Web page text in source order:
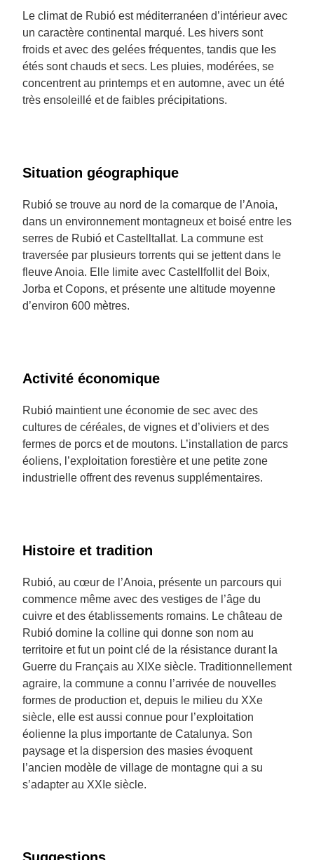
Le climat de Rubió est méditerranéen d’intérieur avec
un caractère continental marqué. Les hivers sont
froids et avec des gelées fréquentes, tandis que les
étés sont chauds et secs. Les pluies, modérées, se
concentrent au printemps et en automne, avec un été
très ensoleillé et de faibles précipitations.
Situation géographique
Rubió se trouve au nord de la comarque de l’Anoia,
dans un environnement montagneux et boisé entre les
serres de Rubió et Castelltallat. La commune est
traversée par plusieurs torrents qui se jettent dans le
fleuve Anoia. Elle limite avec Castellfollit del Boix,
Jorba et Copons, et présente une altitude moyenne
d’environ 600 mètres.
Activité économique
Rubió maintient une économie de sec avec des
cultures de céréales, de vignes et d’oliviers et des
fermes de porcs et de moutons. L’installation de parcs
éoliens, l’exploitation forestière et une petite zone
industrielle offrent des revenus supplémentaires.
Histoire et tradition
Rubió, au cœur de l’Anoia, présente un parcours qui
commence même avec des vestiges de l’âge du
cuivre et des établissements romains. Le château de
Rubió domine la colline qui donne son nom au
territoire et fut un point clé de la résistance durant la
Guerre du Français au XIXe siècle. Traditionnellement
agraire, la commune a connu l’arrivée de nouvelles
formes de production et, depuis le milieu du XXe
siècle, elle est aussi connue pour l’exploitation
éolienne la plus importante de Catalunya. Son
paysage et la dispersion des masies évoquent
l’ancien modèle de village de montagne qui a su
s’adapter au XXIe siècle.